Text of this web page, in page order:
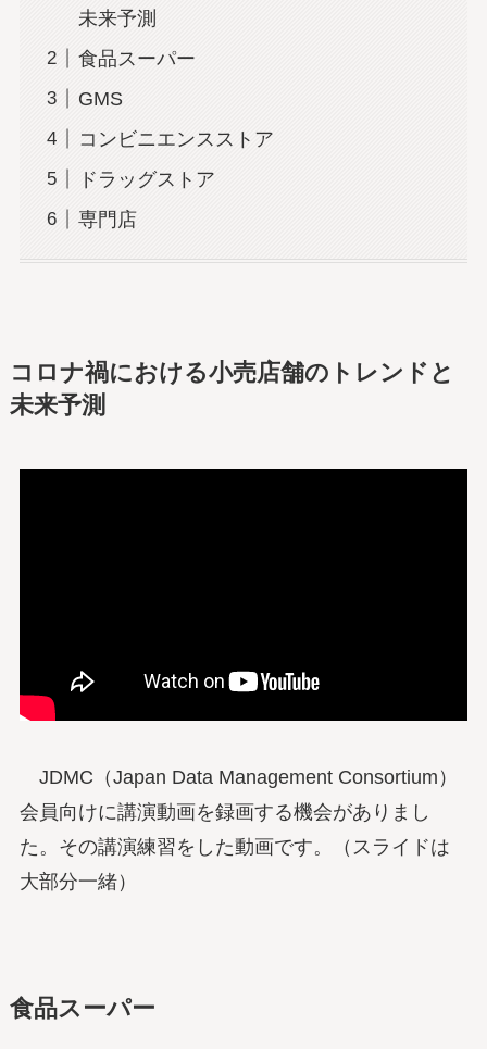
未来予測
食品スーパー
GMS
コンビニエンスストア
ドラッグストア
専門店
コロナ禍における小売店舗のトレンドと
未来予測
JDMC（Japan Data Management Consortium）
会員向けに講演動画を録画する機会がありまし
た。その講演練習をした動画です。（スライドは
大部分一緒）
食品スーパー